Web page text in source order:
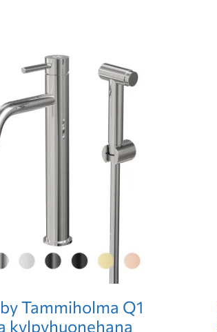
Tammiholma Q1
kylpyhuonehana